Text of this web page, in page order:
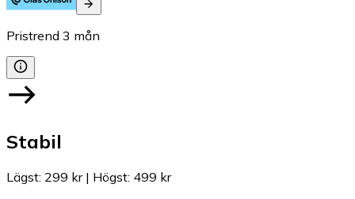
Pristrend 3 mån
Stabil
Lägst: 299 kr| Högst: 499 kr